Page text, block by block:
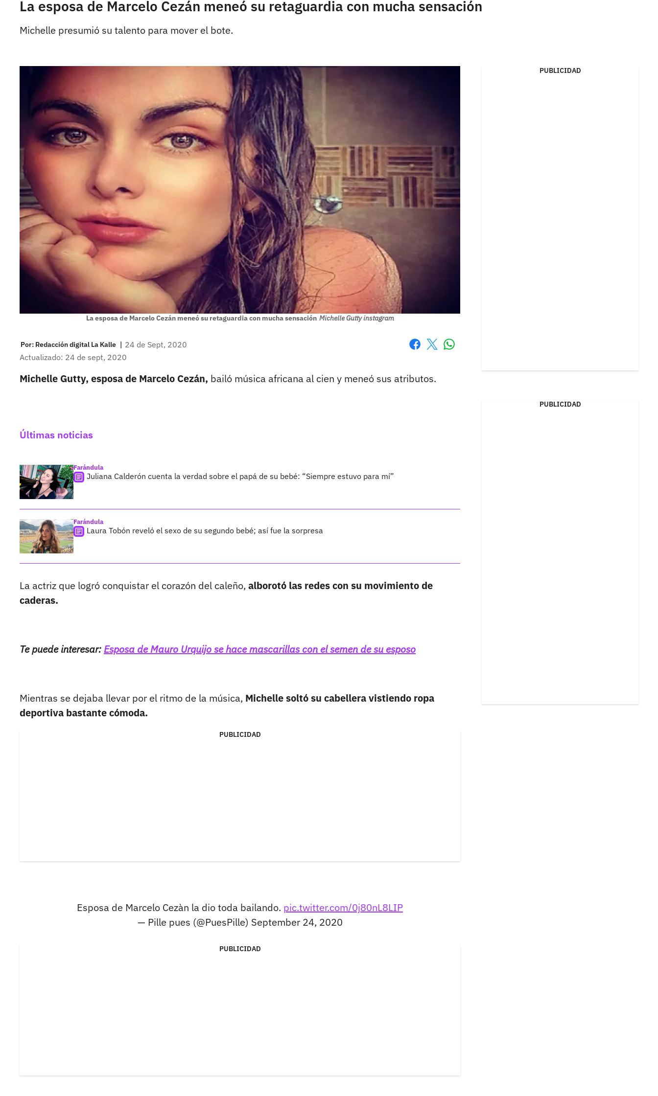
La esposa de Marcelo Cezán meneó su retaguardia con mucha sensación
Michelle presumió su talento para mover el bote.
La esposa de Marcelo Cezán meneó su retaguardia con mucha sensación Michelle Gutty instagram
Por: Redacción digital La Kalle | 24 de Sept, 2020
Actualizado: 24 de sept, 2020
Michelle Gutty, esposa de Marcelo Cezán, bailó música africana al cien y meneó sus atributos.
Últimas noticias
Farándula
Juliana Calderón cuenta la verdad sobre el papá de su bebé: “Siempre estuvo para mí”
Farándula
Laura Tobón reveló el sexo de su segundo bebé; así fue la sorpresa
La actriz que logró conquistar el corazón del caleño, alborotó las redes con su movimiento de
caderas.
Te puede interesar:Esposa de Mauro Urquijo se hace mascarillas con el semen de su esposo
Mientras se dejaba llevar por el ritmo de la música, Michelle soltó su cabellera vistiendo ropa
deportiva bastante cómoda.
PUBLICIDAD
Esposa de Marcelo Cezàn la dio toda bailando. pic.twitter.com/0j80nL8LIP
— Pille pues (@PuesPille) September 24, 2020
PUBLICIDAD
PUBLICIDAD
PUBLICIDAD